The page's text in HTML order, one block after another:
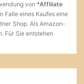
von *Affiliate
Falle eines Kaufes eine
Shop. Als Amazon-
Für Sie entstehen